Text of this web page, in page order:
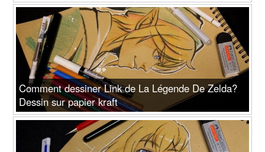
Comment dessiner Link de La Légende De Zelda?
Dessin sur papier kraft